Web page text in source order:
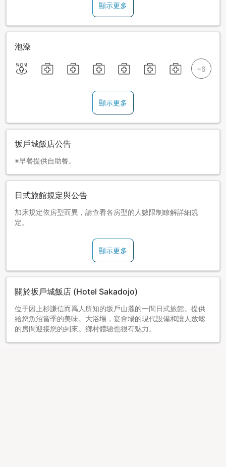
顯示更多
泡澡
顯示更多
坂戶城飯店公告
※早餐提供自助餐。
日式旅館規定與公告
加床規定依房型而異，請查看各房型的人數限制瞭解詳細規
定。
顯示更多
關於坂戶城飯店 (Hotel Sakadojo)
位于因上杉謙信而爲人所知的坂戶山麓的一間日式旅館。提供
給您魚沼當季的美味。大浴場，宴會場的現代設備和讓人放鬆
的房間迎接您的到來。鄉村體驗也很有魅力。